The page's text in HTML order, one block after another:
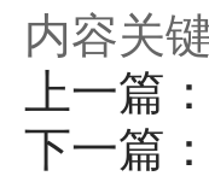
内容关
上一篇：
下一篇：